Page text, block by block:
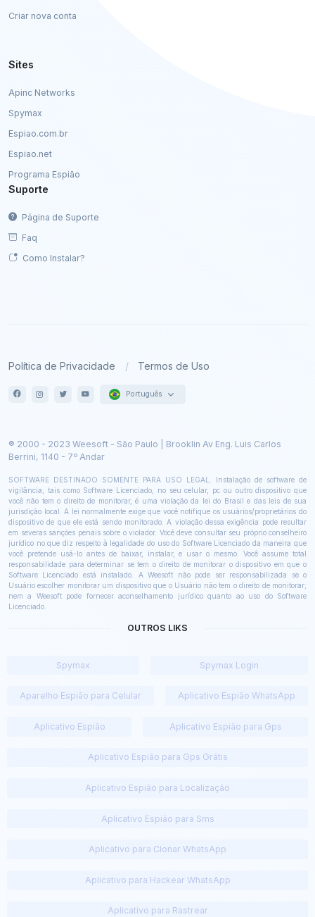
Criar nova conta
Sites
Apinc Networks
Spymax
Espiao.com.br
Espiao.net
Programa Espião
Suporte
Página de Suporte
Faq
Como Instalar?
Política de Privacidade Termos de Uso
Português
® 2000 - 2023 Weesoft - São Paulo | Brooklin Av Eng. Luis Carlos
Berrini, 1140 - 7º Andar
SOFTWARE DESTINADO SOMENTE PARA USO LEGAL. Instalação de software de
vigilância, tais como Software Licenciado, no seu celular, pc ou outro dispositivo que
você não tem o direito de monitorar, é uma violação da lei do Brasil e das leis de sua
jurisdição local. A lei normalmente exige que você notifique os usuários/proprietários do
dispositivo de que ele está sendo monitorado. A violação dessa exigência pode resultar
em severas sanções penais sobre o violador. Você deve consultar seu próprio conselheiro
jurídico no que diz respeito à legalidade do uso do Software Licenciado da maneira que
você pretende usá-lo antes de baixar, instalar, e usar o mesmo. Você assume total
responsabilidade para determinar se tem o direito de monitorar o dispositivo em que o
Software Licenciado está instalado. A Weesoft não pode ser responsabilizada se o
Usuário escolher monitorar um dispositivo que o Usuário não tem o direito de monitorar;
nem a Weesoft pode fornecer aconselhamento jurídico quanto ao uso do Software
Licenciado.
OUTROS LIKS
Spymax Spymax Login
Aparelho Espião para Celular Aplicativo Espião WhatsApp
Aplicativo Espião Aplicativo Espião para Gps
Aplicativo Espião para Gps Grátis
Aplicativo Espião para Localização
Aplicativo Espião para Sms
Aplicativo para Clonar WhatsApp
Aplicativo para Hackear WhatsApp
Aplicativo para Rastrear